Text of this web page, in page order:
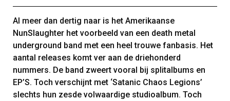
Al meer dan dertig naar is het Amerikaanse
NunSlaughter het voorbeeld van een death metal
underground band met een heel trouwe fanbasis. Het
aantal releases komt ver aan de driehonderd
nummers. De band zweert vooral bij splitalbums en
EP’S. Toch verschijnt met ‘Satanic Chaos Legions’
slechts hun zesde volwaardige studioalbum. Toch